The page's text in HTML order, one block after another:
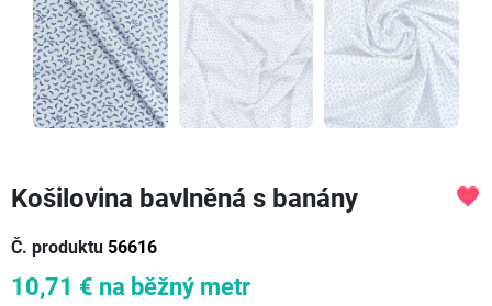
Košilovina bavlněná s banány
Č. produktu 56616
favorite
10,71 € na běžný metr